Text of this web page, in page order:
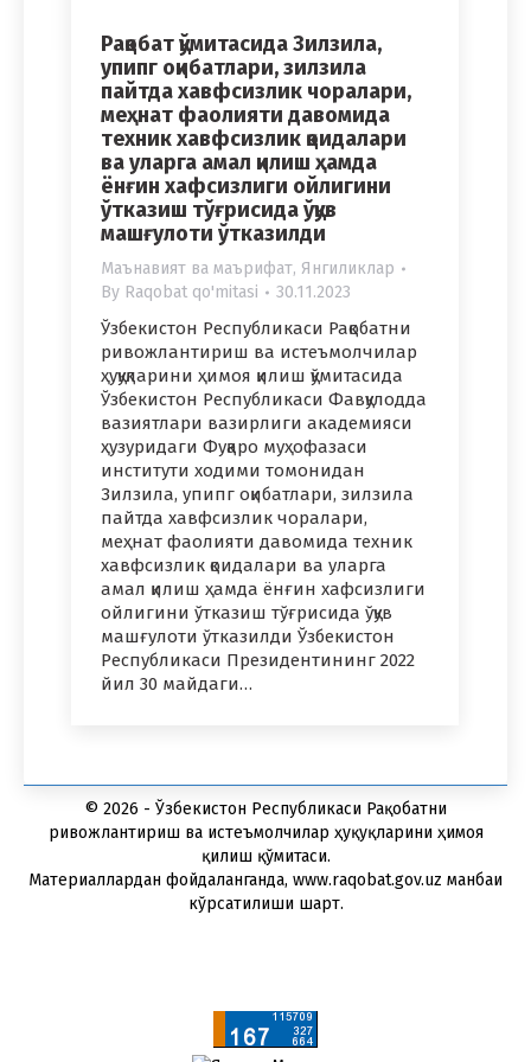
Рақобат қўмитасида Зилзила,
упипг оқибатлари, зилзила
пайтда хавфсизлик чоралари,
меҳнат фаолияти давомида
техник хавфсизлик қоидалари
ва уларга амал қилиш ҳамда
ёнғин хафсизлиги ойлигини
ўтказиш тўғрисида ўқув
машғулоти ўтказилди
Маънавият ва маърифат, Янгиликлар
By Raqobat qo'mitasi 30.11.2023
Ўзбекистон Республикаси Рақобатни
ривожлантириш ва истеъмолчилар
ҳуқуқларини ҳимоя қилиш қўмитасида
Ўзбекистон Республикаси Фавқулодда
вазиятлари вазирлиги академияси
ҳузуридаги Фуқаро муҳофазаси
институти ходими томонидан
Зилзила, упипг оқибатлари, зилзила
пайтда хавфсизлик чоралари,
меҳнат фаолияти давомида техник
хавфсизлик қоидалари ва уларга
амал қилиш ҳамда ёнғин хафсизлиги
ойлигини ўтказиш тўғрисида ўқув
машғулоти ўтказилди Ўзбекистон
Республикаси Президентининг 2022
йил 30 майдаги…
© 2026 - Ўзбекистон Республикаси Рақобатни
ривожлантириш ва истеъмолчилар ҳуқуқларини ҳимоя
қилиш қўмитаси.
Материаллардан фойдаланганда, www.raqobat.gov.uz манбаи
кўрсатилиши шарт.